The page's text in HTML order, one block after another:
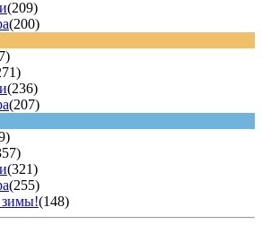
(209)
(200)
(236)
(207)
(321)
(255)
(148)